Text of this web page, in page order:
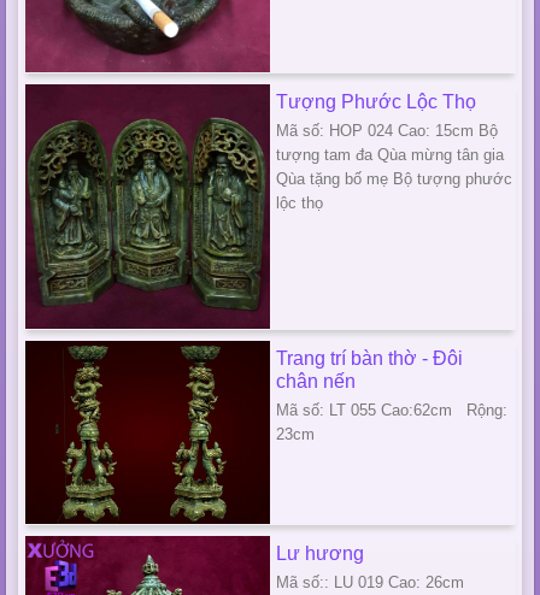
Tượng Phước Lộc Thọ
Mã số: HOP 024 Cao: 15cm Bộ
tượng tam đa Qùa mừng tân gia
Qùa tặng bố mẹ Bộ tượng phước
lộc thọ
Trang trí bàn thờ - Đôi
chân nến
Mã số: LT 055 Cao:62cm Rộng:
23cm
Lư hương
Mã số:: LU 019 Cao: 26cm